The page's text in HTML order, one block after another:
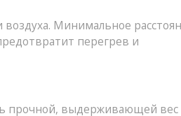
Минимальное
перегрев и
прочной, выдерживающей вес